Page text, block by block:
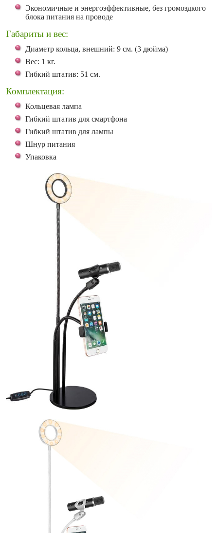
Экономичные и энергоэффективные, без громоздкого
блока питания на проводе
Габариты и вес:
Диаметр кольца, внешний: 9 см. (3 дюйма)
Вес: 1 кг.
Гибкий штатив: 51 см.
Комплектация:
Кольцевая лампа
Гибкий штатив для смартфона
Гибкий штатив для лампы
Шнур питания
Упаковка